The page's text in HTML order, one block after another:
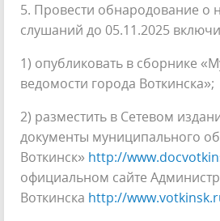
5. Провести обнародование о
слушаний до 05.11.2025
1) опубликовать в сборнике
ведомости города Воткинска»;
2) разместить в Сетевом
документы муниципального
Воткинск» http://
официальном сайте
Воткинска http://